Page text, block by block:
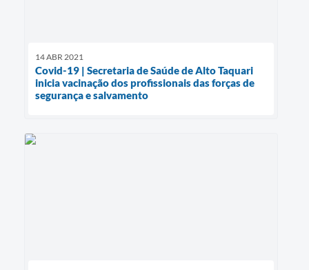
14 ABR 2021
Covid-19 | Secretaria de Saúde de Alto Taquari
inicia vacinação dos profissionais das forças de
segurança e salvamento